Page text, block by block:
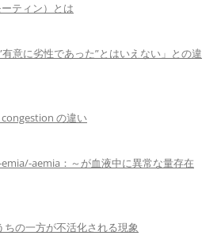
ティン）とは
意に劣性であった”とはいえない」との違
の違い
aemia：～が血液中に異常な量存在
の一方が不活化される現象